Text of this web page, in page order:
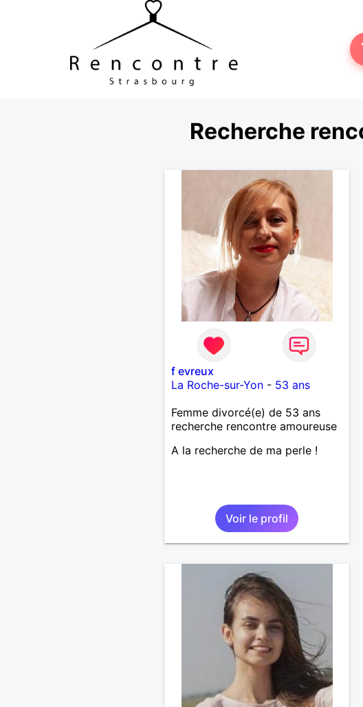
Recherche
f evreux
La Roche-sur-Yon- 53 ans
Femme divorcé(e) de 53 ans
recherche rencontre amoureuse
A la recherche de ma perle !
Voir le profil